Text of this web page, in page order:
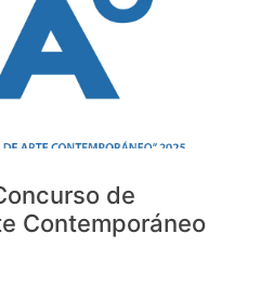
de
Contemporáneo